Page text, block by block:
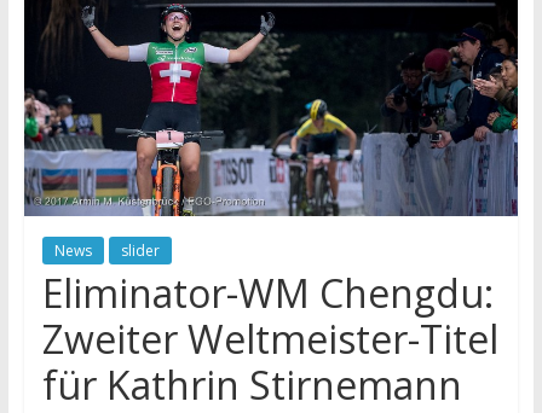
News slider
Eliminator-WM Chengdu:
Zweiter Weltmeister-Titel
für Kathrin Stirnemann